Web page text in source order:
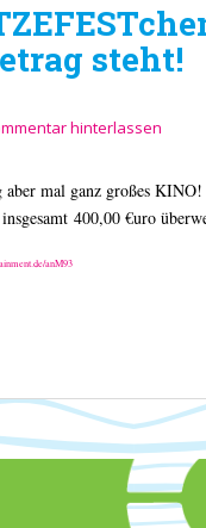
steht!
hinterlassen
aber mal ganz großes
400,00 €uro
anM93